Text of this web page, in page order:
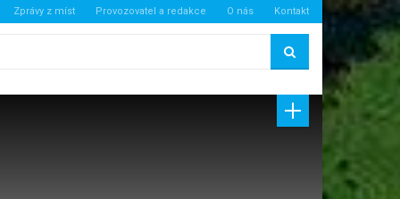
Zprávy z míst Provozovatel a redakce O nás Kontakt